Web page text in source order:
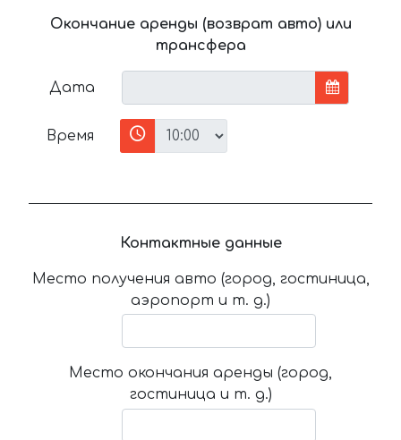
Окончание аренды (возврат авто) или
трансфера
Дата
Время
Контактные данные
Место получения авто (город, гостиница,
аэропорт и т. д.)
Место окончания аренды (город,
гостиница и т. д.)